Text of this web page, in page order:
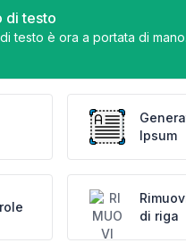
di testo
testo è ora a portata di
Ipsum
di riga